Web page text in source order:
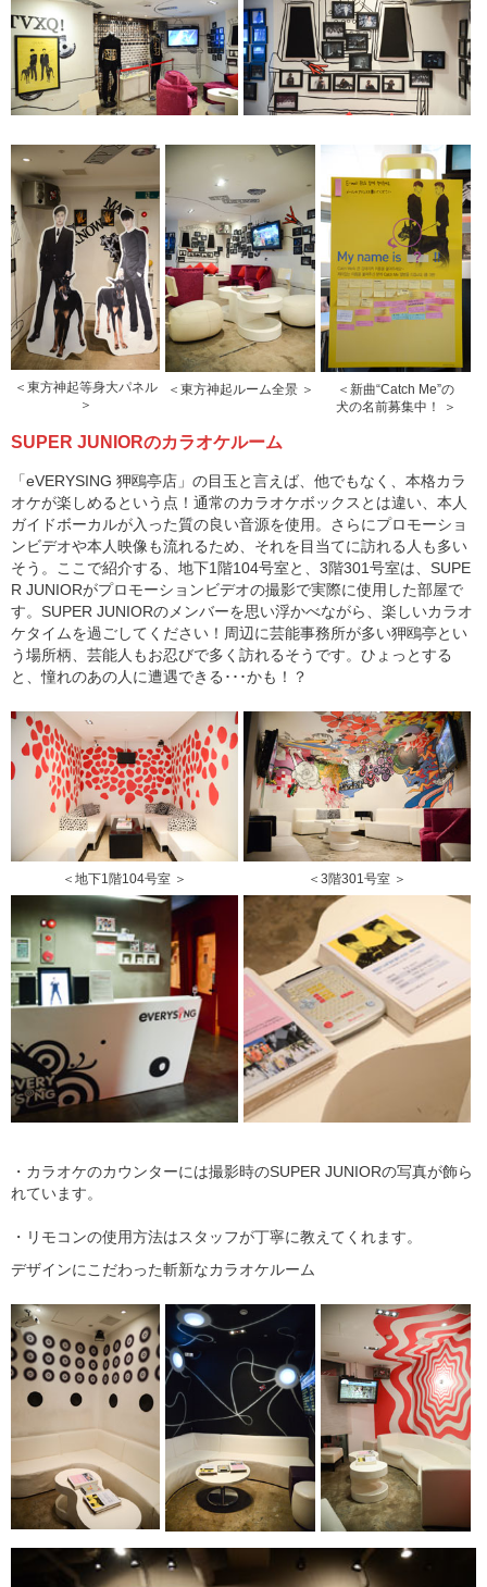
＜東方神起等身大パネル
＞
＜東方神起ルーム全景 ＞
＜新曲“Catch Me”の
犬の名前募集中！ ＞
SUPER JUNIORのカラオケルーム
「eVERYSING 狎鴎亭店」の目玉と言えば、他でもなく、本格カラ
オケが楽しめるという点！通常のカラオケボックスとは違い、本人
ガイドボーカルが入った質の良い音源を使用。さらにプロモーショ
ンビデオや本人映像も流れるため、それを目当てに訪れる人も多い
そう。ここで紹介する、地下1階104号室と、3階301号室は、SUPE
R JUNIORがプロモーションビデオの撮影で実際に使用した部屋で
す。SUPER JUNIORのメンバーを思い浮かべながら、楽しいカラオ
ケタイムを過ごしてください！周辺に芸能事務所が多い狎鴎亭とい
う場所柄、芸能人もお忍びで多く訪れるそうです。ひょっとする
と、憧れのあの人に遭遇できる･･･かも！？
＜地下1階104号室 ＞ ＜3階301号室 ＞
・カラオケのカウンターには撮影時のSUPER JUNIORの写真が飾ら
れています。
・リモコンの使用方法はスタッフが丁寧に教えてくれます。
デザインにこだわった斬新なカラオケルーム